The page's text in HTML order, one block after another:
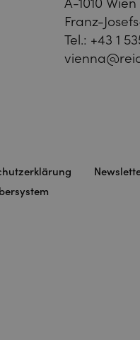
Franz-
Tel.: +43 1